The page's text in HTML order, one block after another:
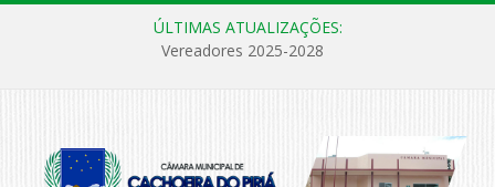
ÚLTIMAS ATUALIZAÇÕES:
Vereadores 2025-2028